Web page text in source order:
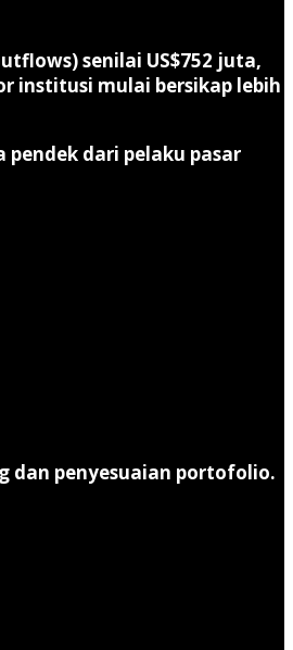
senilai US$752 juta,
institusi mulai bersikap lebih
dari pelaku pasar
dan penyesuaian portofolio.